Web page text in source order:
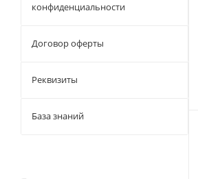
конфиденциальности
Договор оферты
Реквизиты
База знаний